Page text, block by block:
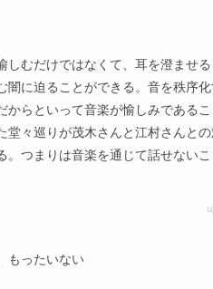
しむだけではなくて、耳を澄ませ
闇に迫ることができる。音を秩序
からといって音楽が愉しみである
堂々巡りが茂木さんと江村さんとの
。つまりは音楽を通じて話せない
もったいない